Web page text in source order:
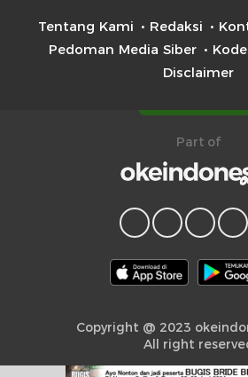
Tentang Kami Redaksi
Pedoman Media Siber
Disclaimer
Part of
Copyright @ 2023
All right